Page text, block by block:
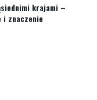
krajami –
i znaczenie